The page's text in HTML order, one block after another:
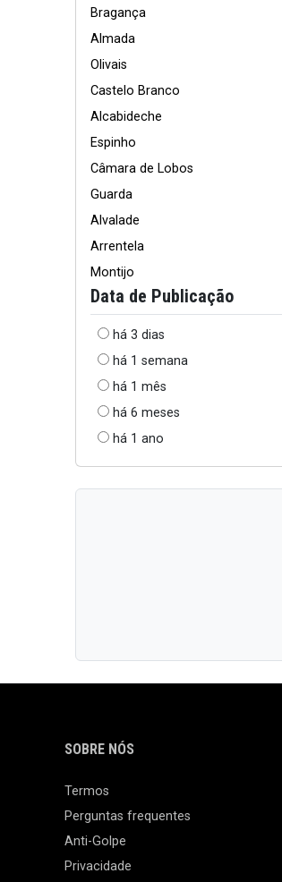
Bragança
Almada
Olivais
Castelo Branco
Alcabideche
Espinho
Câmara de Lobos
Guarda
Alvalade
Arrentela
Montijo
Data de Publicação
há 3 dias
há 1 semana
há 1 mês
há 6 meses
há 1 ano
SOBRE NÓS
Termos
Perguntas frequentes
Anti-Golpe
Privacidade